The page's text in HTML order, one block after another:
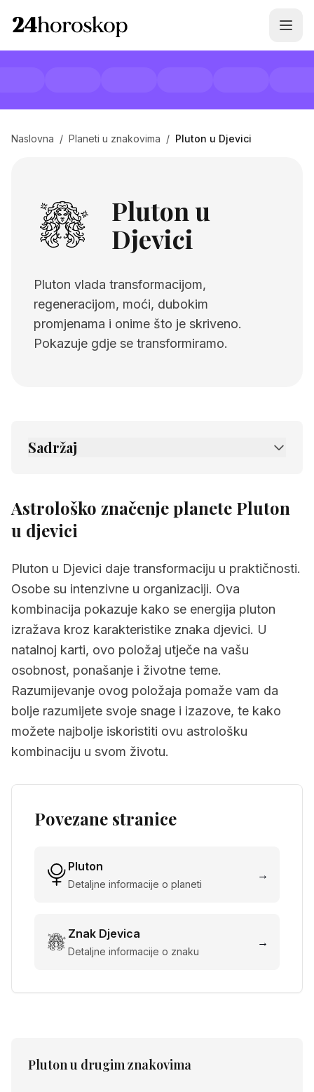
Naslovna / Planeti u znakovima / Pluton u Djevici
Pluton u
Djevici
Pluton vlada transformacijom,
regeneracijom, moći, dubokim
promjenama i onime što je skriveno.
Pokazuje gdje se transformiramo.
Sadržaj
2. Povezane stranice
Astrološko značenje planete Pluton
u djevici
Pluton u Djevici daje transformaciju u praktičnosti.
Osobe su intenzivne u organizaciji. Ova
kombinacija pokazuje kako se energija pluton
izražava kroz karakteristike znaka djevici. U
natalnoj karti, ovo položaj utječe na vašu
osobnost, ponašanje i životne teme.
Razumijevanje ovog položaja pomaže vam da
bolje razumijete svoje snage i izazove, te kako
možete najbolje iskoristiti ovu astrološku
kombinaciju u svom životu.
Povezane stranice
Pluton
Detaljne informacije o planeti
→
Znak Djevica
Detaljne informacije o znaku
→
Plutonu drugim znakovima